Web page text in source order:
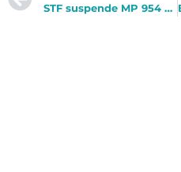
STF suspende MP 954 2020 sobre compartilhamento de dados com IBGE